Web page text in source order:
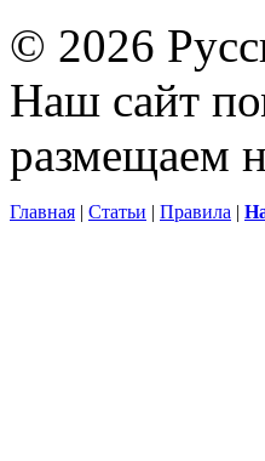
© 2026
Наш сайт
размещаем
Главная | Статьи | Правила |